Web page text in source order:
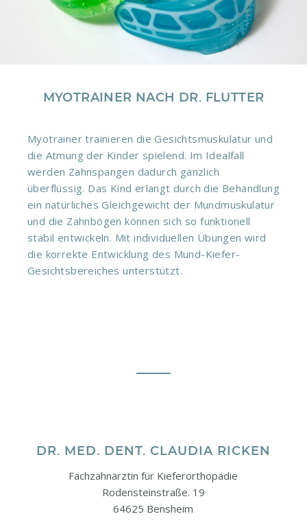
MYOTRAINER NACH DR. FLUTTER
Myotrainer trainieren die Gesichtsmuskulatur und
die Atmung der Kinder spielend. Im Idealfall
werden Zahnspangen dadurch gänzlich
überflüssig. Das Kind erlangt durch die Behandlung
ein natürliches Gleichgewicht der Mundmuskulatur
und die Zahnbögen können sich so funktionell
stabil entwickeln. Mit individuellen Übungen wird
die korrekte Entwicklung des Mund-Kiefer-
Gesichtsbereiches unterstützt.
DR. MED. DENT. CLAUDIA RICKEN
Fachzahnärztin für Kieferorthopädie
Rodensteinstraße. 19
64625 Bensheim